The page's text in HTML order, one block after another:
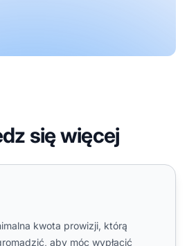
się więcej
kwota prowizji, którą
aby móc wypłacić